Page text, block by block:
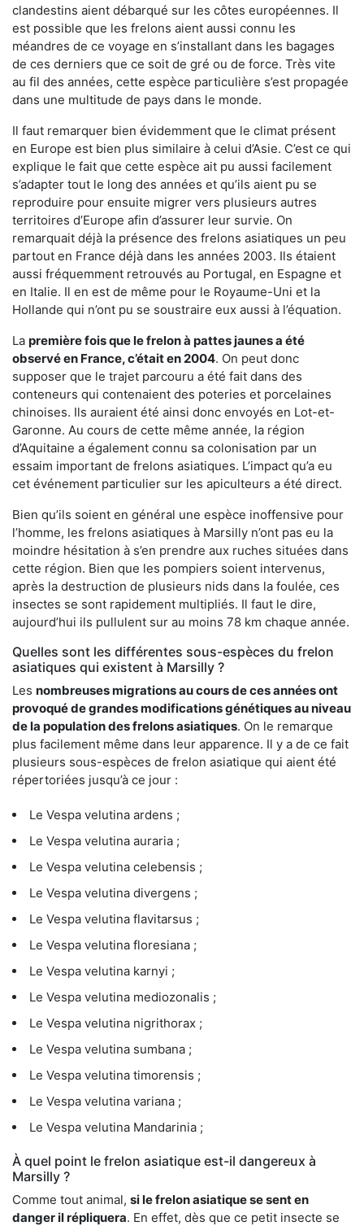
clandestins aient débarqué sur les côtes européennes. Il
est possible que les frelons aient aussi connu les
méandres de ce voyage en s’installant dans les bagages
de ces derniers que ce soit de gré ou de force. Très vite
au fil des années, cette espèce particulière s’est propagée
dans une multitude de pays dans le monde.
Il faut remarquer bien évidemment que le climat présent
en Europe est bien plus similaire à celui d’Asie. C’est ce qui
explique le fait que cette espèce ait pu aussi facilement
s’adapter tout le long des années et qu’ils aient pu se
reproduire pour ensuite migrer vers plusieurs autres
territoires d’Europe afin d’assurer leur survie. On
remarquait déjà la présence des frelons asiatiques un peu
partout en France déjà dans les années 2003. Ils étaient
aussi fréquemment retrouvés au Portugal, en Espagne et
en Italie. Il en est de même pour le Royaume-Uni et la
Hollande qui n’ont pu se soustraire eux aussi à l’équation.
La première fois que le frelon à pattes jaunes a été
observé en France, c’était en 2004. On peut donc
supposer que le trajet parcouru a été fait dans des
conteneurs qui contenaient des poteries et porcelaines
chinoises. Ils auraient été ainsi donc envoyés en Lot-et-
Garonne. Au cours de cette même année, la région
d’Aquitaine a également connu sa colonisation par un
essaim important de frelons asiatiques. L’impact qu’a eu
cet événement particulier sur les apiculteurs a été direct.
Bien qu’ils soient en général une espèce inoffensive pour
l’homme, les frelons asiatiques à Marsilly n’ont pas eu la
moindre hésitation à s’en prendre aux ruches situées dans
cette région. Bien que les pompiers soient intervenus,
après la destruction de plusieurs nids dans la foulée, ces
insectes se sont rapidement multipliés. Il faut le dire,
aujourd’hui ils pullulent sur au moins 78 km chaque année.
Quelles sont les différentes sous-espèces du frelon
asiatiques qui existent à Marsilly ?
Les nombreuses migrations au cours de ces années ont
provoqué de grandes modifications génétiques au niveau
de la population des frelons asiatiques. On le remarque
plus facilement même dans leur apparence. Il y a de ce fait
plusieurs sous-espèces de frelon asiatique qui aient été
répertoriées jusqu’à ce jour :
Le Vespa velutina ardens ;
Le Vespa velutina auraria ;
Le Vespa velutina celebensis ;
Le Vespa velutina divergens ;
Le Vespa velutina flavitarsus ;
Le Vespa velutina floresiana ;
Le Vespa velutina karnyi ;
Le Vespa velutina mediozonalis ;
Le Vespa velutina nigrithorax ;
Le Vespa velutina sumbana ;
Le Vespa velutina timorensis ;
Le Vespa velutina variana ;
Le Vespa velutina Mandarinia ;
À quel point le frelon asiatique est-il dangereux à
Marsilly ?
Comme tout animal, si le frelon asiatique se sent en
danger il répliquera. En effet, dès que ce petit insecte se